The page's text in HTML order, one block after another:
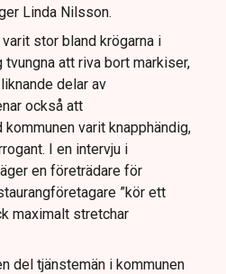
Linda Nilsson.
stor bland krögarna i
att riva bort markiser,
delar av
också att
varit knapphändig,
I en intervju i
en företrädare för
”kör ett
maximalt stretchar
del tjänstemän i kommunen